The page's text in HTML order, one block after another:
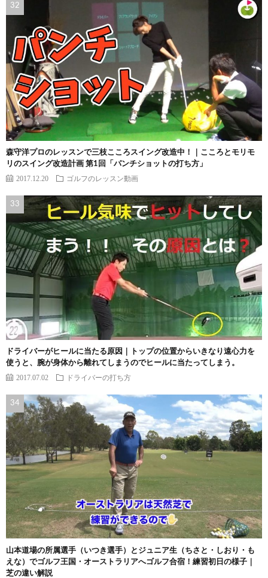
森守洋プロのレッスンで三枝こころスイング改造中！｜こころとモリモ
リのスイング改造計画 第1回「パンチショットの打ち方」
2017.12.20 ゴルフのレッスン動画
ドライバーがヒールに当たる原因｜トップの位置からいきなり遠心力を
使うと、腕が身体から離れてしまうのでヒールに当たってしまう。
2017.07.02 ドライバーの打ち方
山本道場の所属選手（いつき選手）とジュニア生（ちさと・しおり・も
えな）でゴルフ王国・オーストラリアへゴルフ合宿！練習初日の様子｜
芝の違い解説